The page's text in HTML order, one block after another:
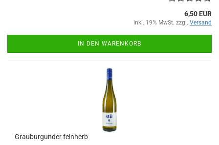
6,50 EUR
inkl. 19% MwSt. zzgl. Versand
IN DEN WARENKORB
Grauburgunder feinherb